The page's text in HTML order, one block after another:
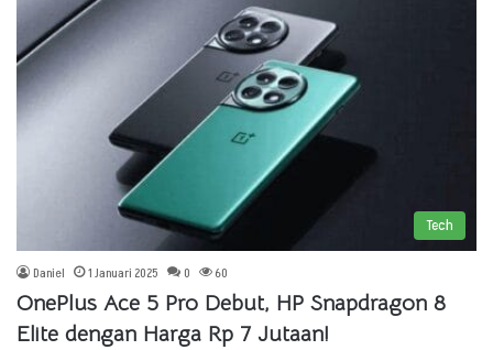
Tech
Daniel 1 Januari 2025 0 60
OnePlus Ace 5 Pro Debut, HP Snapdragon 8
Elite dengan Harga Rp 7 Jutaan!